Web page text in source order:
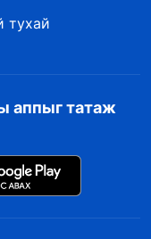
тухай
аппыг татаж